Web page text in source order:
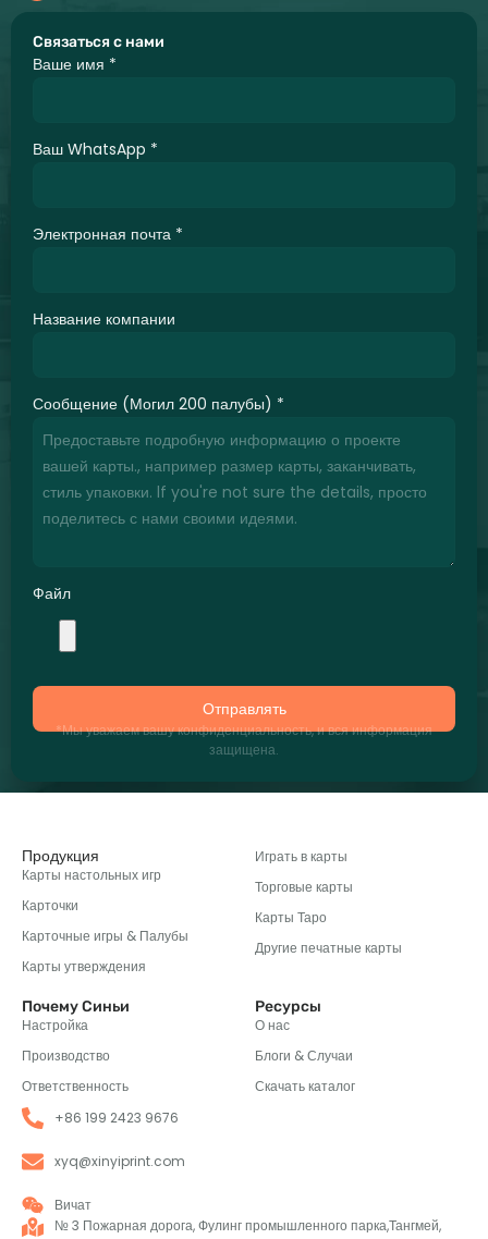
Связаться с нами
Ваше имя *
Ваш WhatsApp *
Электронная почта *
Название компании
Сообщение (Могил 200 палубы) *
Файл
Отправлять
*Мы уважаем вашу конфиденциальность, и вся информация
защищена.
Продукция
Карты настольных игр
Карточки
Карточные игры & Палубы
Карты утверждения
Играть в карты
Торговые карты
Карты Таро
Другие печатные карты
Почему Синьи
Настройка
Производство
Ответственность
Ресурсы
О нас
Блоги & Случаи
Скачать каталог
+86 199 2423 9676
xyq@xinyiprint.com
Вичат
№ 3 Пожарная дорога, Фулинг промышленного парка,Тангмей,